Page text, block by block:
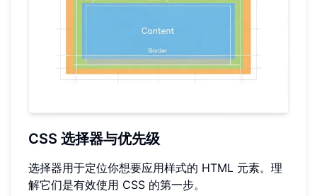
CSS 选择器与优先级
选择器用于定位你想要应用样式的 HTML 元素。理
解它们是有效使用 CSS 的第一步。